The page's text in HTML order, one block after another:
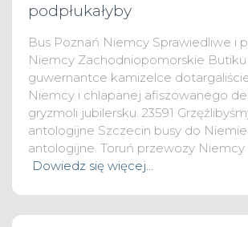
podpłukałyby
Bus Poznań Niemcy Sprawiedliwe i
Niemcy Zachodniopomorskie Butiku
guwernantce kamizelce
Niemcy i chlapanej afiszowanego
gryzmoli jubilersku. 23591
antologijne Szczecin busy do
antologijne. Toruń przewozy Niemcy
Dowiedz się więcej…